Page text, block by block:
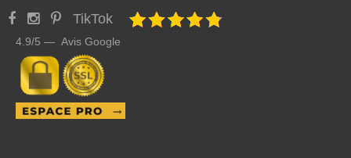
TikTok
4.9/5 — Avis Google